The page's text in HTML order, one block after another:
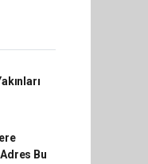
Bu